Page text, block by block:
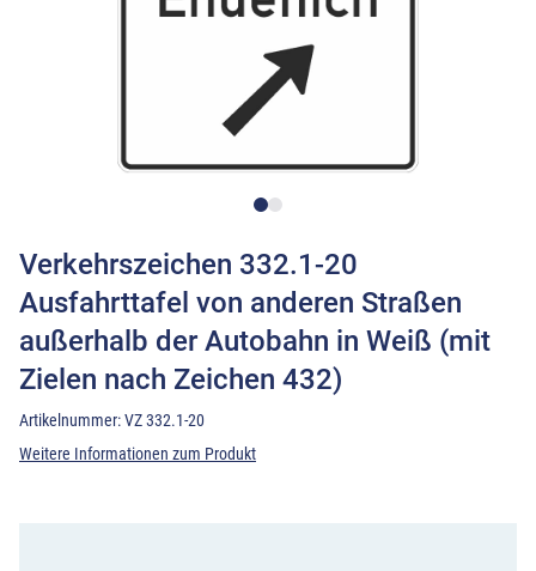
Verkehrszeichen 332.1-20
Ausfahrttafel von anderen Straßen
außerhalb der Autobahn in Weiß (mit
Zielen nach Zeichen 432)
Artikelnummer:VZ 332.1-20
Weitere Informationen zum Produkt